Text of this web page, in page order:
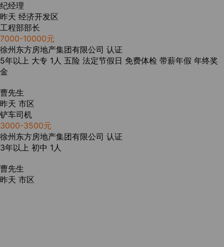
纪经理
昨天 经济开发区
工程部部长
7000-10000元
徐州东方房地产集团有限公司 认证
5年以上 大专 1人 五险 法定节假日 免费体检 带薪年假 年终奖
金
曹先生
昨天 市区
铲车司机
3000-3500元
徐州东方房地产集团有限公司 认证
3年以上 初中 1人
曹先生
昨天 市区